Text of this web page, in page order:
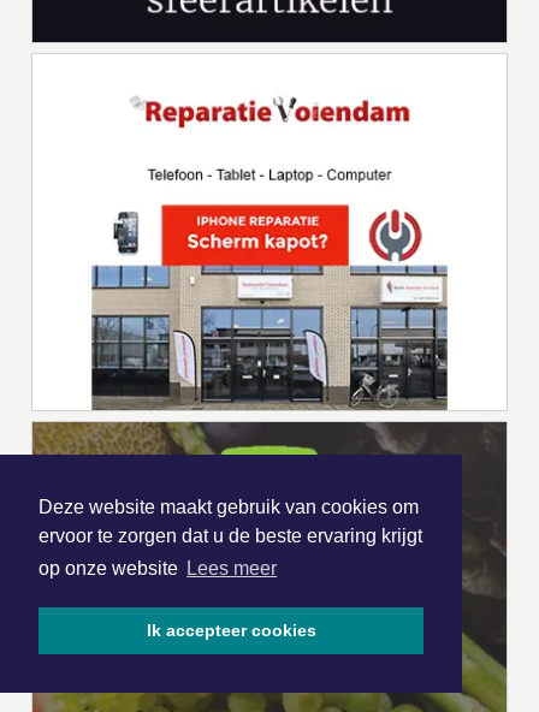
Deze website maakt gebruik van cookies om
ervoor te zorgen dat u de beste ervaring krijgt
op onze website Lees meer
Ik accepteer cookies